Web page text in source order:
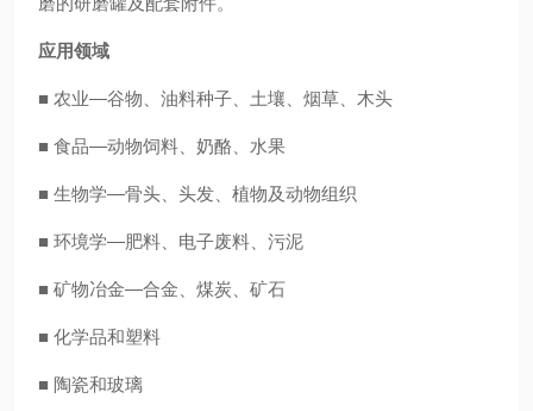
应用领域
■ 农业—谷物、油料种子、土壤、烟草、木头
■ 食品—动物饲料、奶酪、水果
■ 生物学—骨头、头发、植物及动物组织
■ 环境学—肥料、电子废料、污泥
■ 矿物冶金—合金、煤炭、矿石
■ 化学品和塑料
■ 陶瓷和玻璃